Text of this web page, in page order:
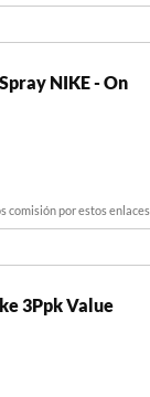
NIKE - On
comisión por estos enlaces
3Ppk Value